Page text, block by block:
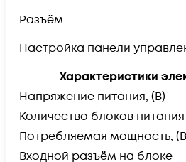
Разъём
Настройка панели
Характеристики
Напряжение питания, (В)
Количество блоков питания
Потребляемая мощность,
Входной разъём на блоке